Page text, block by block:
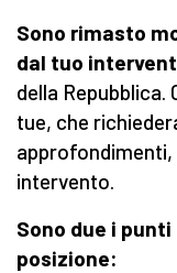
Sono rimasto
dal tuo
della
tue, che
intervento.
Sono due i
posizione: